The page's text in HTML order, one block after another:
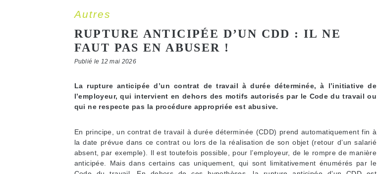
Autres
RUPTURE ANTICIPÉE D’UN CDD : IL NE
FAUT PAS EN ABUSER !
Publié le 12 mai 2026
La rupture anticipée d’un contrat de travail à durée déterminée, à l’initiative de
l’employeur, qui intervient en dehors des motifs autorisés par le Code du travail ou
qui ne respecte pas la procédure appropriée est abusive.
En principe, un contrat de travail à durée déterminée (CDD) prend automatiquement fin à
la date prévue dans ce contrat ou lors de la réalisation de son objet (retour d’un salarié
absent, par exemple). Il est toutefois possible, pour l’employeur, de le rompre de manière
anticipée. Mais dans certains cas uniquement, qui sont limitativement énumérés par le